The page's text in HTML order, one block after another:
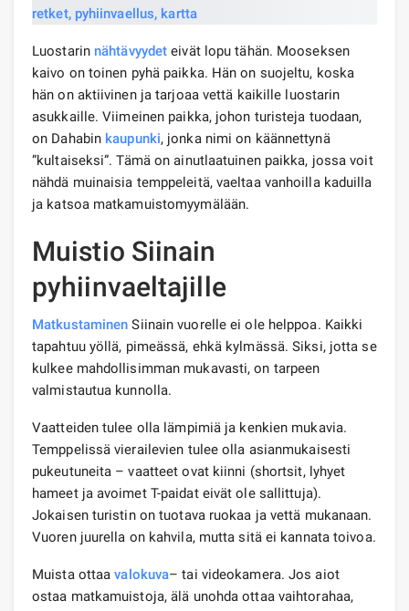
Luostarin nähtävyydet eivät lopu tähän. Mooseksen
kaivo on toinen pyhä paikka. Hän on suojeltu, koska
hän on aktiivinen ja tarjoaa vettä kaikille luostarin
asukkaille. Viimeinen paikka, johon turisteja tuodaan,
on Dahabin kaupunki, jonka nimi on käännettynä
”kultaiseksi”. Tämä on ainutlaatuinen paikka, jossa voit
nähdä muinaisia ​​temppeleitä, vaeltaa vanhoilla kaduilla
ja katsoa matkamuistomyymälään.
Muistio Siinain
pyhiinvaeltajille
Matkustaminen Siinain vuorelle ei ole helppoa. Kaikki
tapahtuu yöllä, pimeässä, ehkä kylmässä. Siksi, jotta se
kulkee mahdollisimman mukavasti, on tarpeen
valmistautua kunnolla.
Vaatteiden tulee olla lämpimiä ja kenkien mukavia.
Temppelissä vierailevien tulee olla asianmukaisesti
pukeutuneita – vaatteet ovat kiinni (shortsit, lyhyet
hameet ja avoimet T-paidat eivät ole sallittuja).
Jokaisen turistin on tuotava ruokaa ja vettä mukanaan.
Vuoren juurella on kahvila, mutta sitä ei kannata toivoa.
Muista ottaavalokuva– tai videokamera. Jos aiot
ostaa matkamuistoja, älä unohda ottaa vaihtorahaa,